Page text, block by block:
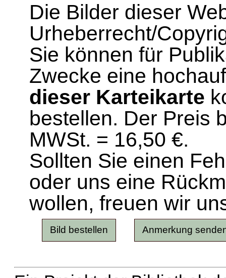
Die Bilder dieser
Urheberrecht/
Sie können für
Zwecke eine
dieser Karteikarte
bestellen. Der Preis
MWSt. = 16,50 €.
Sollten Sie einen
oder uns eine
wollen, freuen wir